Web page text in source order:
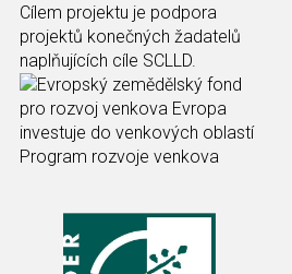
Cílem projektu je podpora
projektů konečných žadatelů
naplňujících cíle SCLLD.